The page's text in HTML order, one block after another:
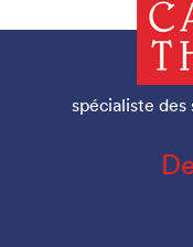
spécialiste